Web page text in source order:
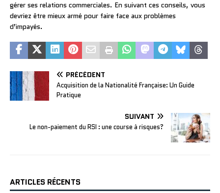
gérer ses relations commerciales. En suivant ces conseils, vous
devriez être mieux armé pour faire face aux problèmes
d’impayés.
PRÉCÉDENT
Acquisition de la Nationalité Française: Un Guide
Pratique
SUIVANT
Le non-paiement du RSI : une course à risques?
ARTICLES RÉCENTS